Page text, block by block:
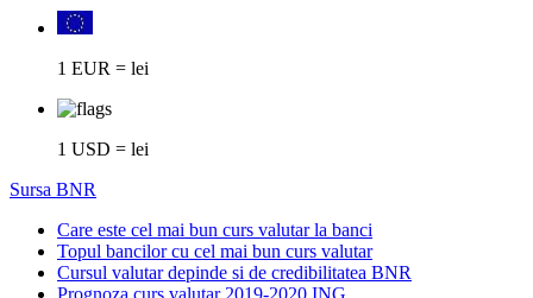
1 EUR = lei
1 USD = lei
Sursa BNR
Care este cel mai bun curs valutar la banci
Topul bancilor cu cel mai bun curs valutar
Cursul valutar depinde si de credibilitatea BNR
Prognoza curs valutar 2019-2020 ING